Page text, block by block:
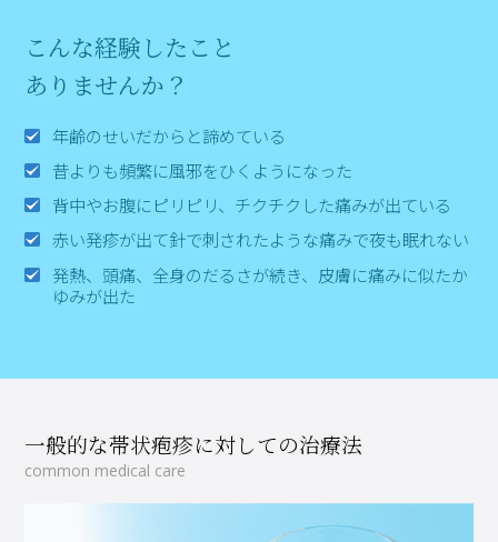
こんな経験したこと
ありませんか？
年齢のせいだからと諦めている
昔よりも頻繁に風邪をひくようになった
背中やお腹にピリピリ、チクチクした痛みが出ている
赤い発疹が出て針で刺されたような痛みで夜も眠れない
発熱、頭痛、全身のだるさが続き、皮膚に痛みに似たか
ゆみが出た
一般的な帯状疱疹に対しての治療法
common medical care